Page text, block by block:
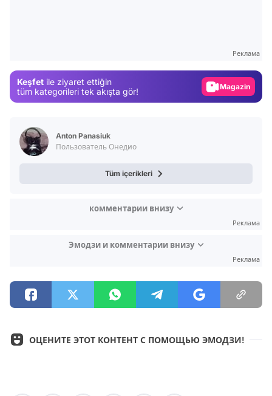
Реклама
Keşfet ile ziyaret ettiğin
tüm kategorileri tek akışta gör!
Magazin
Anton Panasiuk
Пользователь Онедио
Tüm içerikleri
комментарии внизу
Реклама
Эмодзи и комментарии внизу
Реклама
ОЦЕНИТЕ ЭТОТ КОНТЕНТ С ПОМОЩЬЮ ЭМОДЗИ!